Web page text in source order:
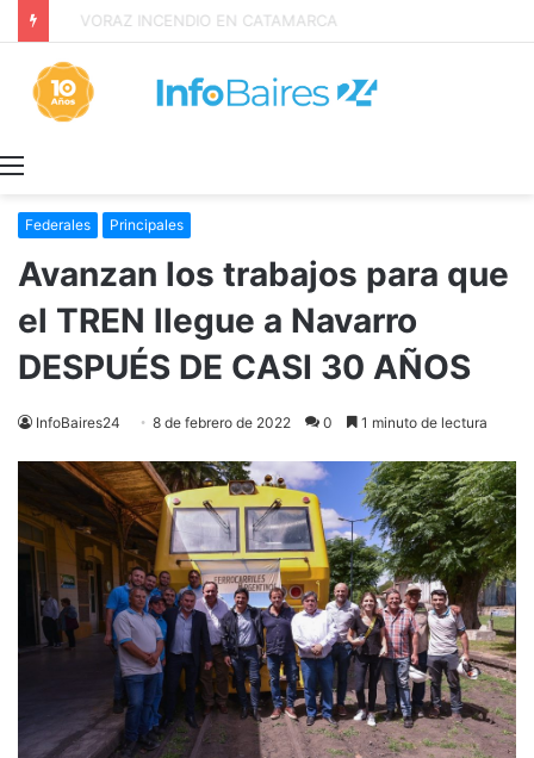
Inquilinos alertan por la Ley de Propiedad Privada
Federales Principales
Avanzan los trabajos para que
el TREN llegue a Navarro
DESPUÉS DE CASI 30 AÑOS
InfoBaires24 8 de febrero de 2022 0 1 minuto de lectura